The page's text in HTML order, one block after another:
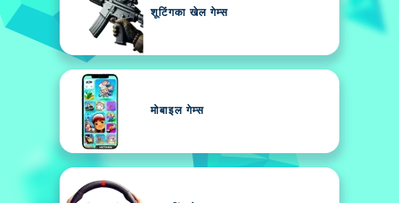
शूटिंगका खेल गेम्स
मोबाइल गेम्स